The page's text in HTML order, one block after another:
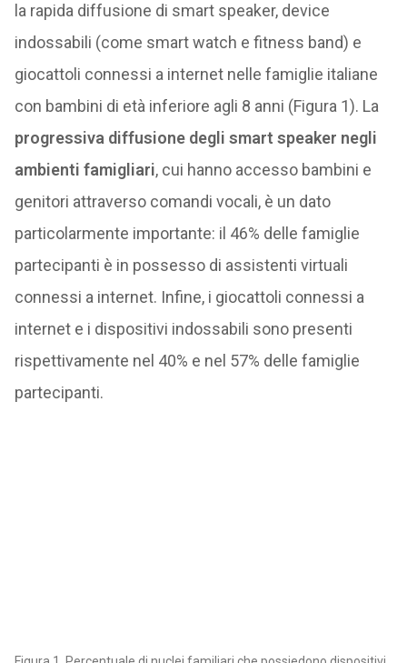
la rapida diffusione di smart speaker, device
indossabili (come smart watch e fitness band) e
giocattoli connessi a internet nelle famiglie italiane
con bambini di età inferiore agli 8 anni (Figura 1). La
progressiva diffusione degli smart speaker negli
ambienti famigliari, cui hanno accesso bambini e
genitori attraverso comandi vocali, è un dato
particolarmente importante: il 46% delle famiglie
partecipanti è in possesso di assistenti virtuali
connessi a internet. Infine, i giocattoli connessi a
internet e i dispositivi indossabili sono presenti
rispettivamente nel 40% e nel 57% delle famiglie
partecipanti.